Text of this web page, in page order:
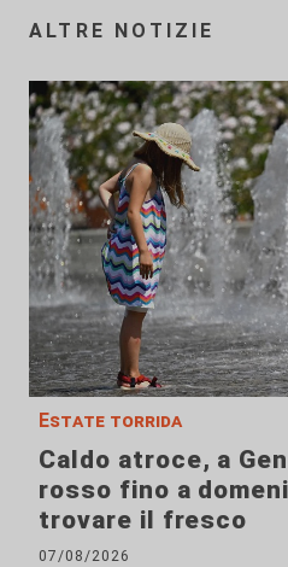
ALTRE NOTIZIE
Estate torrida
Caldo atroce, a
rosso fino a
trovare il fresco
07/08/2026